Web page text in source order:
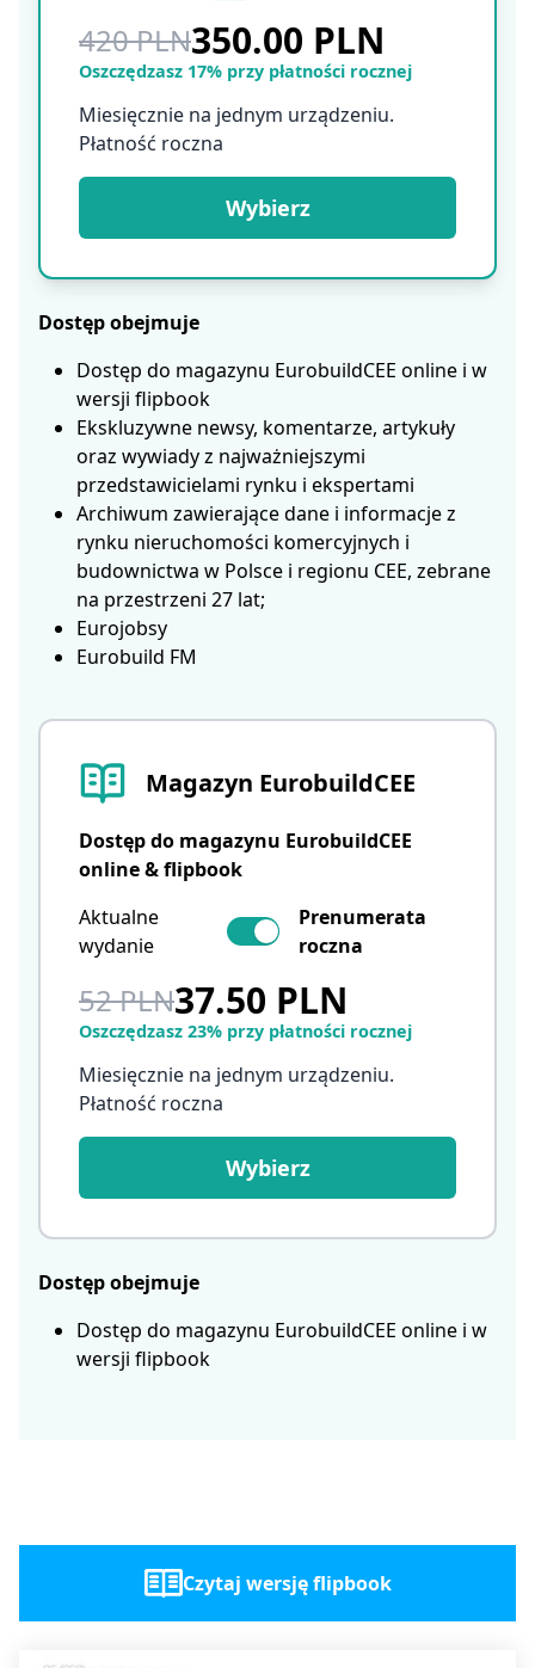
Magazyn EurobuildCEE
Dostęp do magazynu EurobuildCEE
online & flipbook
Aktualne
wydanie
Prenumerata
roczna
52 PLN37.50 PLN
Oszczędzasz 23% przy płatności rocznej
Miesięcznie na jednym urządzeniu.
Płatność roczna
Wybierz
Dostęp obejmuje
Dostęp do magazynu EurobuildCEE online i w
wersji flipbook
420 PLN350.00 PLN
Oszczędzasz 17% przy płatności rocznej
Miesięcznie na jednym urządzeniu.
Płatność roczna
Wybierz
Dostęp obejmuje
Dostęp do magazynu EurobuildCEE online i w
wersji flipbook
Ekskluzywne newsy, komentarze, artykuły
oraz wywiady z najważniejszymi
przedstawicielami rynku i ekspertami
Archiwum zawierające dane i informacje z
rynku nieruchomości komercyjnych i
budownictwa w Polsce i regionu CEE, zebrane
na przestrzeni 27 lat;
Eurojobsy
Eurobuild FM
Czytaj wersję flipbook